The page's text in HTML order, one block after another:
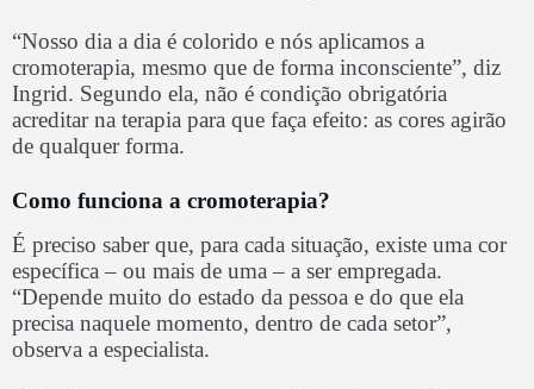
“Nosso dia a dia é colorido e nós aplicamos a
cromoterapia, mesmo que de forma inconsciente”, diz
Ingrid. Segundo ela, não é condição obrigatória
acreditar na terapia para que faça efeito: as cores agirão
de qualquer forma.
Como funciona a cromoterapia?
É preciso saber que, para cada situação, existe uma cor
específica – ou mais de uma – a ser empregada.
“Depende muito do estado da pessoa e do que ela
precisa naquele momento, dentro de cada setor”,
observa a especialista.